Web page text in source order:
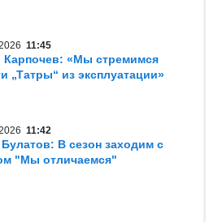
11:45
Карпочев: «Мы стремимся
„Татры“ из эксплуатации»
11:42
В сезон заходим с
"Мы отличаемся"